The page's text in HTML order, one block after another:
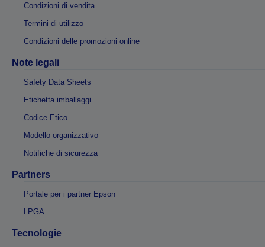
Condizioni di vendita
Termini di utilizzo
Condizioni delle promozioni online
Note legali
Safety Data Sheets
Etichetta imballaggi
Codice Etico
Modello organizzativo
Notifiche di sicurezza
Partners
Portale per i partner Epson
LPGA
Tecnologie